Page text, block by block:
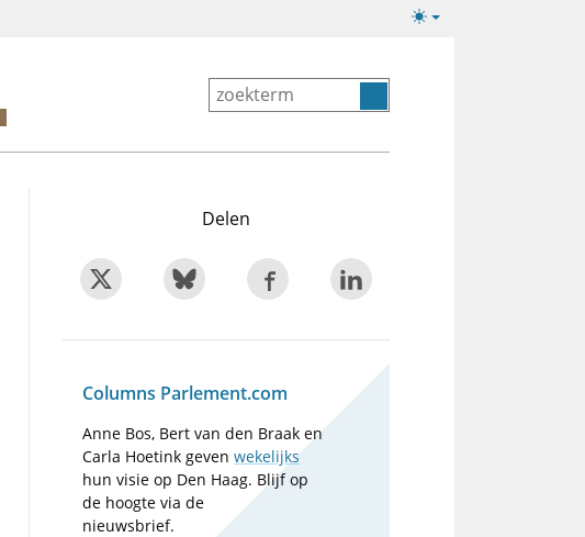
Lichte/donkere
Delen
Columns Parlement.com
Anne Bos, Bert van den Braak en
Carla Hoetink gevenwekelijks
hun visie op Den Haag. Blijf op
de hoogte via de
nieuwsbrief.